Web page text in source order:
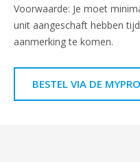
Voorwaarde: Je moet
unit aangeschaft hebben
aanmerking te komen.
BESTEL VIA DE